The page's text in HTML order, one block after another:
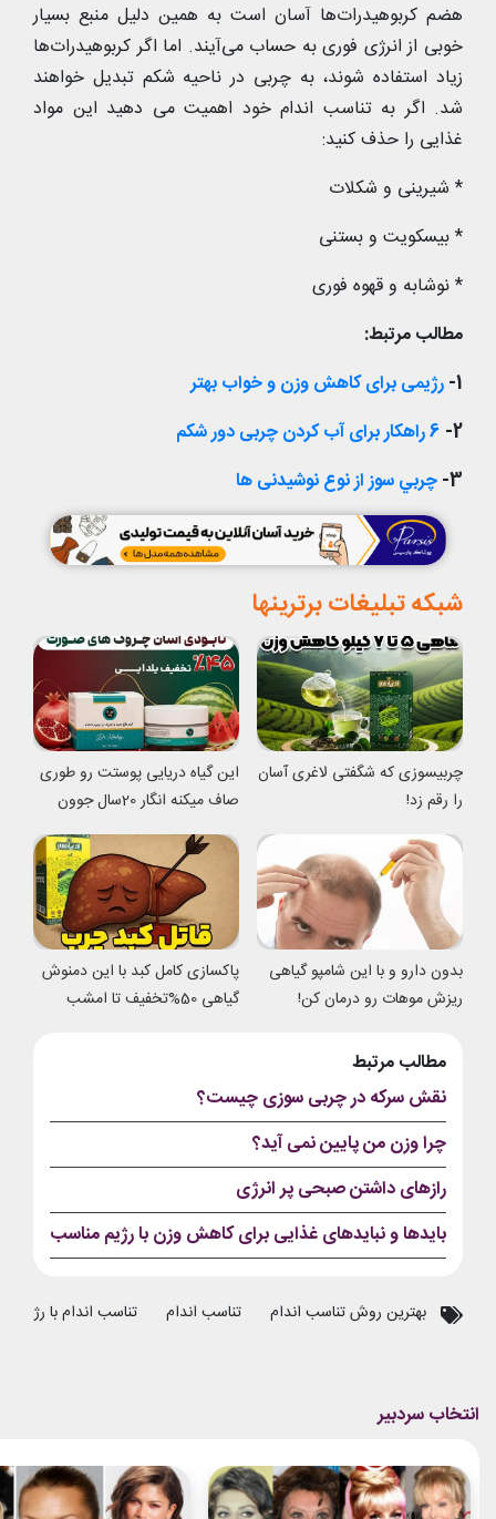
هضم کربوهیدرات‌ها آسان است به همین دلیل منبع بسیار
خوبی از انرژی فوری به حساب می‌آیند. اما اگر کربوهیدرات‌ها
زیاد استفاده شوند، به چربی در ناحیه شکم تبدیل خواهند
شد. اگر به تناسب اندام خود اهمیت می دهید این مواد
غذایی را حذف کنید:
* شیرینی و شکلات
* بیسکویت و بستنی
* نوشابه و قهوه فوری
مطالب مرتبط:
1- رژیمی برای کاهش وزن و خواب بهتر
2- 6 راهکار برای آب کردن چربی دور شکم
3- چربي سوز از نوع نوشیدنی ها
شبکه تبلیغات برترینها
چربیسوزی که شگفتی لاغری آسان
را رقم زد!
این گیاه دریایی پوستت رو طوری
صاف میکنه انگار 20سال جوون
شدی
بدون دارو و با این شامپو گیاهی
ریزش موهات رو درمان کن!
پاکسازی کامل کبد با این دمنوش
گیاهی 50%تخفیف تا امشب
مطالب مرتبط
نقش سرکه در چربی سوزی چیست؟
چرا وزن من پایین نمی آید؟
رازهای داشتن صبحی پر انرژی
بایدها و نبایدهای غذایی برای کاهش وزن با رژیم مناسب
بهترین روش تناسب اندام تناسب اندام تناسب اندام با رژیم